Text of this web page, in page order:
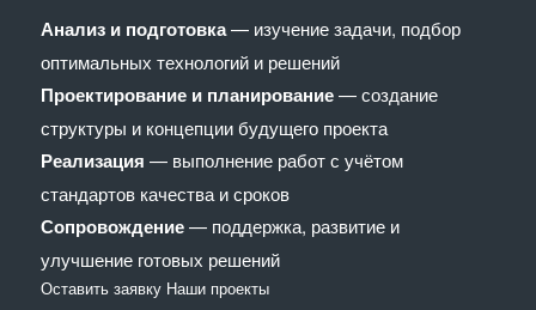
Анализ и подготовка— изучение задачи, подбор
оптимальных технологий и решений
Проектирование и планирование— создание
структуры и концепции будущего проекта
Реализация — выполнение работ с учётом
стандартов качества и сроков
Сопровождение— поддержка, развитие и
улучшение готовых решений
Оставить заявку Наши проекты